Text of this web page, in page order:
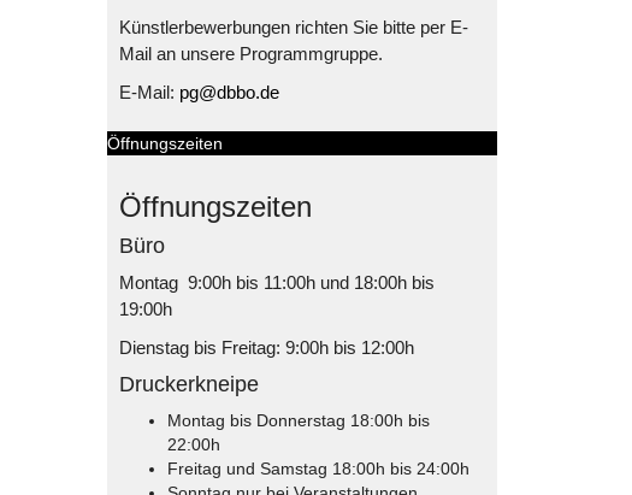
Künstlerbewerbungen richten Sie bitte per E-
Mail an unsere Programmgruppe.
E-Mail: pg@dbbo.de
Öffnungszeiten
Öffnungszeiten
Büro
Montag 9:00h bis 11:00h und 18:00h bis
19:00h
Dienstag bis Freitag: 9:00h bis 12:00h
Druckerkneipe
Montag bis Donnerstag 18:00h bis
22:00h
Freitag und Samstag 18:00h bis 24:00h